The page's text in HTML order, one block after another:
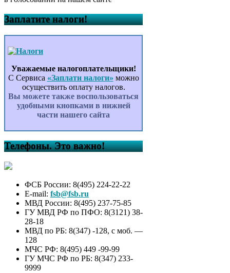
Заплатите налоги!
Уважаемые налогоплательщики!
С Сервиса «Заплати налоги» можно
осуществить оплату налогов.
Вы можете также воспользоваться
удобными кнопками в нижней
части нашего сайта
Телефоны. Это важно!
ФСБ России: 8(495) 224-22-22
E-mail: fsb@fsb.ru
МВД России: 8(495) 237-75-85
ГУ МВД РФ по ПФО: 8(3121) 38-
28-18
МВД по РБ: 8(347) -128, с моб. —
128
МЧС РФ: 8(495) 449 -99-99
ГУ МЧС РФ по РБ: 8(347) 233-
9999